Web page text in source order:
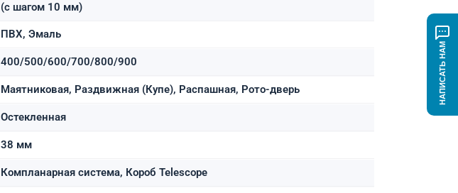
(с шагом 10 мм)
ПВХ, Эмаль
400/500/600/700/800/900
Маятниковая, Раздвижная (Купе), Распашная, Рото-дверь
Остекленная
38 мм
Компланарная система, Короб Telescope
НАПИСАТЬ НАМ